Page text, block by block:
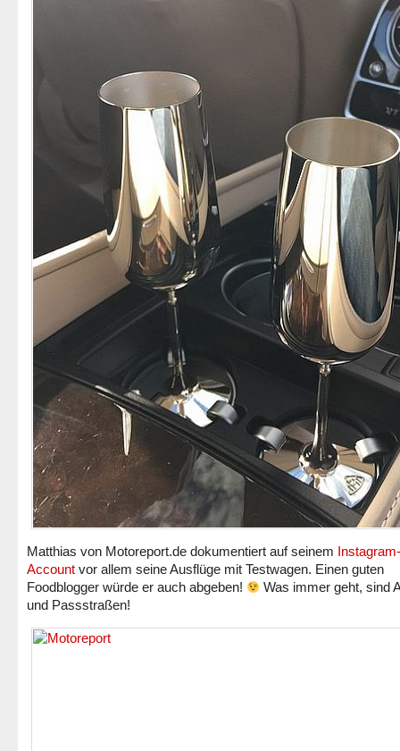
Matthias von Motoreport.de dokumentiert auf seinem Instagram-
Account vor allem seine Ausflüge mit Testwagen. Einen guten
Foodblogger würde er auch abgeben!
Was immer geht, sind
und Passstraßen!